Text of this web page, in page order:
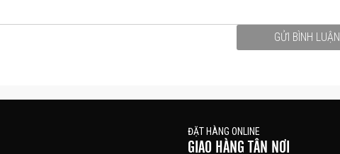
GỬI BÌNH LUẬN
ĐẶT HÀNG ONLINE
GIAO HÀNG TẬN NƠI